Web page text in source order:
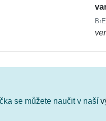
BrE
se můžete naučit v naší